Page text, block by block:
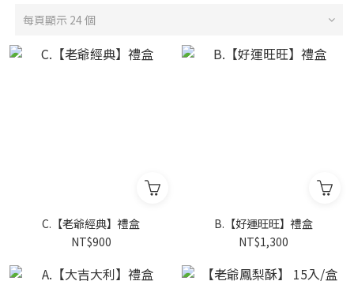
每頁顯示 24 個
C.【老爺經典】禮盒
NT$900
B.【好運旺旺】禮盒
NT$1,300